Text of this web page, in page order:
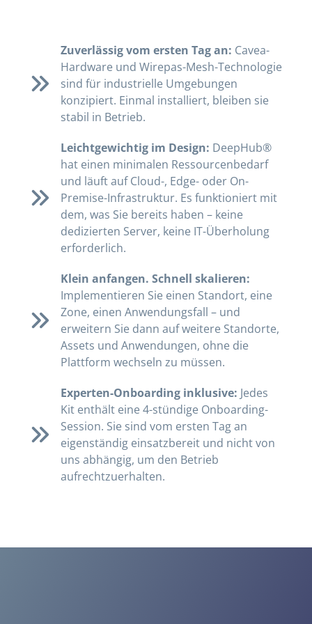
Zuverlässig vom ersten Tag an: Cavea-
Hardware und Wirepas-Mesh-Technologie
sind für industrielle Umgebungen
konzipiert. Einmal installiert, bleiben sie
stabil in Betrieb.
Leichtgewichtig im Design: DeepHub®
hat einen minimalen Ressourcenbedarf
und läuft auf Cloud-, Edge- oder On-
Premise-Infrastruktur. Es funktioniert mit
dem, was Sie bereits haben – keine
dedizierten Server, keine IT-Überholung
erforderlich.
Klein anfangen. Schnell skalieren:
Implementieren Sie einen Standort, eine
Zone, einen Anwendungsfall – und
erweitern Sie dann auf weitere Standorte,
Assets und Anwendungen, ohne die
Plattform wechseln zu müssen.
Experten-Onboarding inklusive: Jedes
Kit enthält eine 4-stündige Onboarding-
Session. Sie sind vom ersten Tag an
eigenständig einsatzbereit und nicht von
uns abhängig, um den Betrieb
aufrechtzuerhalten.